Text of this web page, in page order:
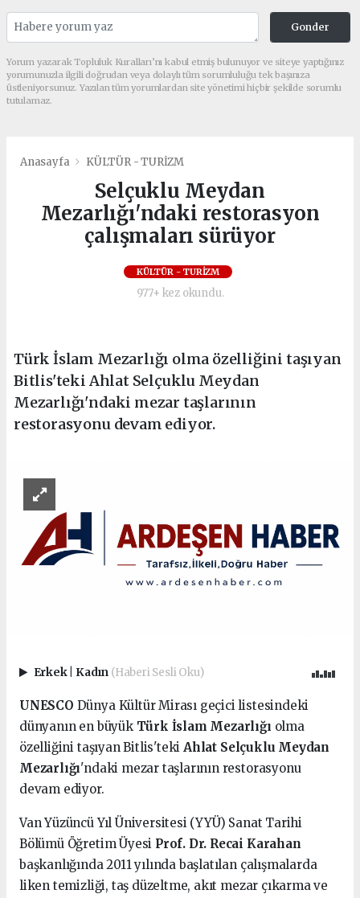
Gonder
Yorum yazarak Topluluk Kuralları’nı kabul etmiş bulunuyor ve siteye yaptığınız
yorumunuzla ilgili doğrudan veya dolaylı tüm sorumluluğu tek başınıza
üstleniyorsunuz. Yazılan tüm yorumlardan site yönetimi hiçbir şekilde sorumlu
tutulamaz.
Anasayfa KÜLTÜR - TURİZM
Selçuklu Meydan
Mezarlığı'ndaki restorasyon
çalışmaları sürüyor
KÜLTÜR - TURİZM
977+ kez okundu.
Türk İslam Mezarlığı olma özelliğini taşıyan
Bitlis'teki Ahlat Selçuklu Meydan
Mezarlığı'ndaki mezar taşlarının
restorasyonu devam ediyor.
Erkek Kadın (Haberi Sesli Oku)
UNESCO Dünya Kültür Mirası geçici listesindeki
dünyanın en büyük Türk İslam Mezarlığı olma
özelliğini taşıyan Bitlis'tekiAhlat Selçuklu Meydan
Mezarlığı'ndaki mezar taşlarının restorasyonu
devam ediyor.
Van Yüzüncü Yıl Üniversitesi (YYÜ) Sanat Tarihi
Bölümü Öğretim Üyesi Prof. Dr. Recai Karahan
başkanlığında 2011 yılında başlatılan çalışmalarda
liken temizliği, taş düzeltme, akıt mezar çıkarma ve